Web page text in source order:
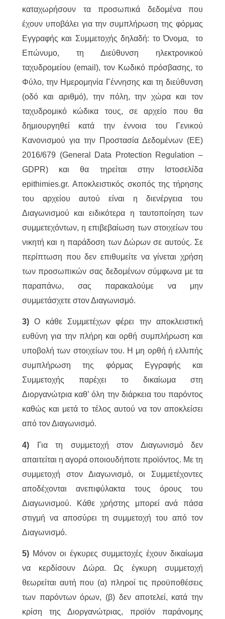
καταχωρήσουν τα προσωπικά δεδομένα που
έχουν υποβάλει για την συμπλήρωση της φόρμας
Εγγραφής και Συμμετοχής δηλαδή: το Όνομα, το
Επώνυμο, τη Διεύθυνση ηλεκτρονικού
ταχυδρομείου (email), τον Κωδικό πρόσβασης, το
Φύλο, την Ημερομηνία Γέννησης και τη διεύθυνση
(οδό και αριθμό), την πόλη, την χώρα και τον
ταχυδρομικό κώδικα τους, σε αρχείο που θα
δημιουργηθεί κατά την έννοια του Γενικού
Κανονισμού για την Προστασία Δεδομένων (ΕΕ)
2016/679 (General Data Protection Regulation –
GDPR) και θα τηρείται στην Ιστοσελίδα
epithimies.gr. Αποκλειστικός σκοπός της τήρησης
του αρχείου αυτού είναι η διενέργεια του
Διαγωνισμού και ειδικότερα η ταυτοποίηση των
συμμετεχόντων, η επιβεβαίωση των στοιχείων του
νικητή και η παράδοση των Δώρων σε αυτούς. Σε
περίπτωση που δεν επιθυμείτε να γίνεται χρήση
των προσωπικών σας δεδομένων σύμφωνα με τα
παραπάνω, σας παρακαλούμε να μην
συμμετάσχετε στον Διαγωνισμό.
3) Ο κάθε Συμμετέχων φέρει την αποκλειστική
ευθύνη για την πλήρη και ορθή συμπλήρωση και
υποβολή των στοιχείων του. Η μη ορθή ή ελλιπής
συμπλήρωση της φόρμας Εγγραφής και
Συμμετοχής παρέχει το δικαίωμα στη
Διοργανώτρια καθ’ όλη την διάρκεια του παρόντος
καθώς και μετά το τέλος αυτού να τον αποκλείσει
από τον Διαγωνισμό.
4) Για τη συμμετοχή στον Διαγωνισμό δεν
απαιτείται η αγορά οποιουδήποτε προϊόντος. Με τη
συμμετοχή στον Διαγωνισμό, οι Συμμετέχοντες
αποδέχονται ανεπιφύλακτα τους όρους του
Διαγωνισμού. Κάθε χρήστης μπορεί ανά πάσα
στιγμή να αποσύρει τη συμμετοχή του από τον
Διαγωνισμό.
5) Μόνον οι έγκυρες συμμετοχές έχουν δικαίωμα
να κερδίσουν Δώρα. Ως έγκυρη συμμετοχή
θεωρείται αυτή που (α) πληροί τις προϋποθέσεις
των παρόντων όρων, (β) δεν αποτελεί, κατά την
κρίση της Διοργανώτριας, προϊόν παράνομης